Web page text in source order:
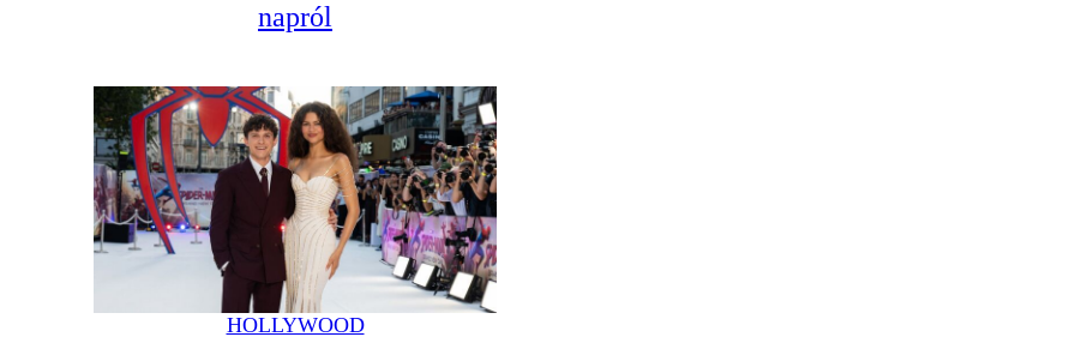
napról
HOLLYWOOD